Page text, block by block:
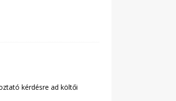
kérdésre ad költői